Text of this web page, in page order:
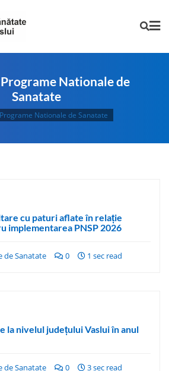
Programe Nationale de
Sanatate
Programe Nationale de Sanatate
cu paturi aflate în relație
implementarea PNSP 2026
de Sanatate 0 1 sec read
la nivelul județului Vaslui în anul
de Sanatate 0 3 sec read